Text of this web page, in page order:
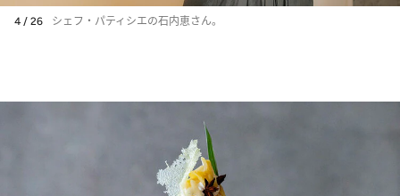
4 / 26 シェフ・パティシエの石内恵さん。